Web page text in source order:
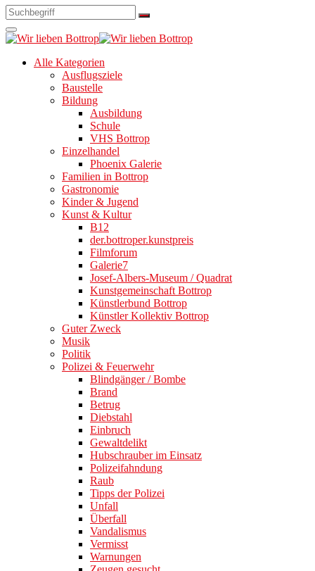
Alle Kategorien
Ausflugsziele
Baustelle
Bildung
Ausbildung
Schule
VHS Bottrop
Einzelhandel
Phoenix Galerie
Familien in Bottrop
Gastronomie
Kinder & Jugend
Kunst & Kultur
B12
der.bottroper.kunstpreis
Filmforum
Galerie7
Josef-Albers-Museum / Quadrat
Kunstgemeinschaft Bottrop
Künstlerbund Bottrop
Künstler Kollektiv Bottrop
Guter Zweck
Musik
Politik
Polizei & Feuerwehr
Blindgänger / Bombe
Brand
Betrug
Diebstahl
Einbruch
Gewaltdelikt
Hubschrauber im Einsatz
Polizeifahndung
Raub
Tipps der Polizei
Unfall
Überfall
Vandalismus
Vermisst
Warnungen